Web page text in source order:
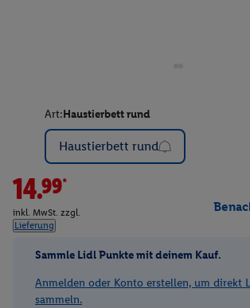
Art:Haustierbett rund
Haustierbett rund
14.99*
inkl. MwSt. zzgl.
Lieferung
Sammle Lidl Punkte mit deinem Kauf.
Anmelden oder Konto erstellen, um direkt
sammeln.